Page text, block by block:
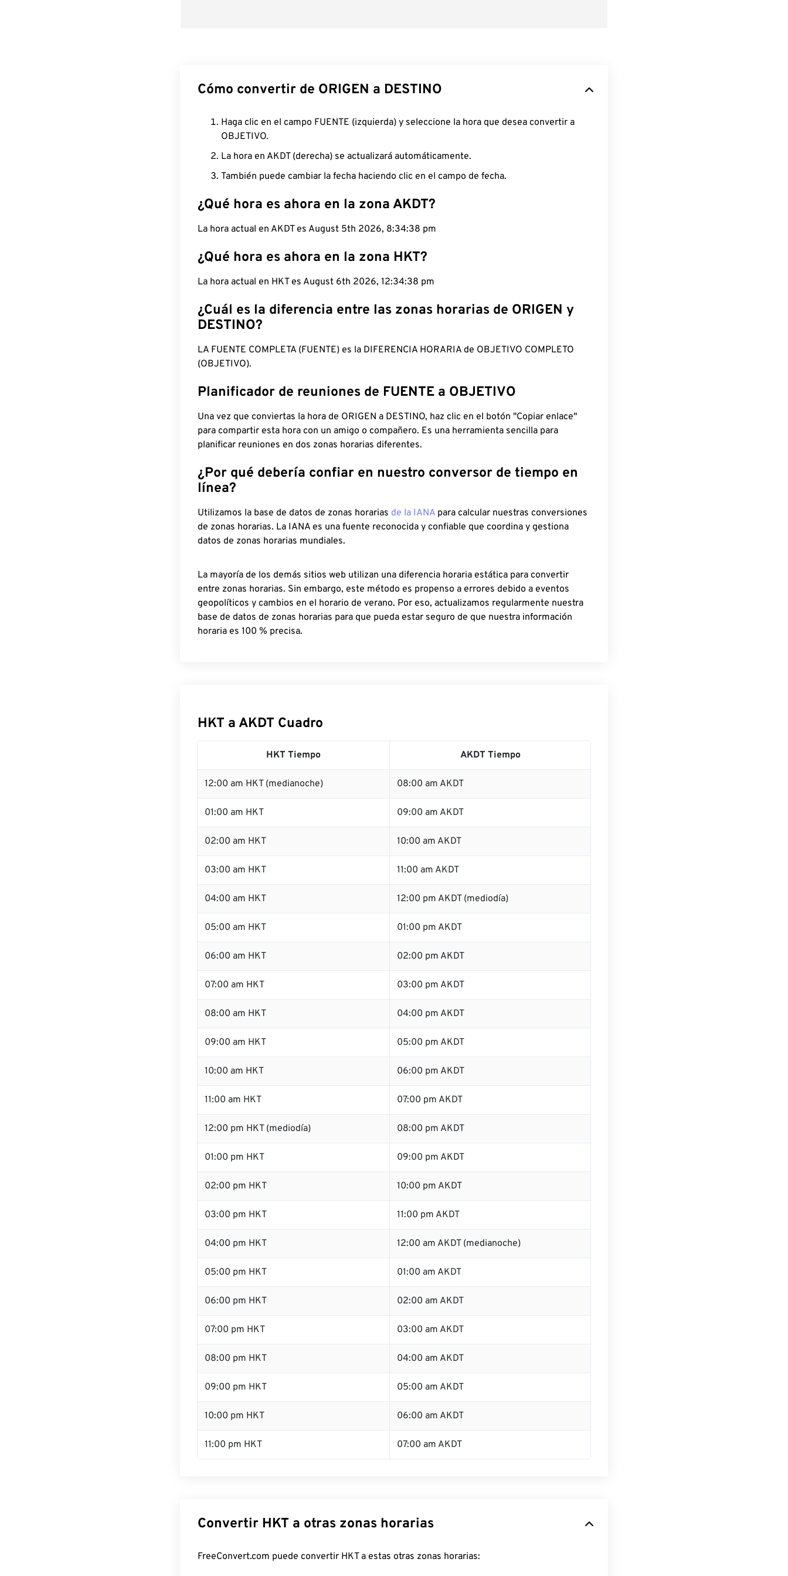
Cómo convertir de ORIGEN a DESTINO
Haga clic en el campo FUENTE (izquierda) y seleccione la hora que desea convertir a
OBJETIVO.
La hora en AKDT (derecha) se actualizará automáticamente.
También puede cambiar la fecha haciendo clic en el campo de fecha.
¿Qué hora es ahora en la zona AKDT?
La hora actual en AKDT es August 5th 2026, 8:34:39 pm
¿Qué hora es ahora en la zona HKT?
La hora actual en HKT es August 6th 2026, 12:34:39 pm
¿Cuál es la diferencia entre las zonas horarias de ORIGEN y
DESTINO?
LA FUENTE COMPLETA (FUENTE) es la DIFERENCIA HORARIA de OBJETIVO COMPLETO
(OBJETIVO).
Planificador de reuniones de FUENTE a OBJETIVO
Una vez que conviertas la hora de ORIGEN a DESTINO, haz clic en el botón "Copiar enlace"
para compartir esta hora con un amigo o compañero. Es una herramienta sencilla para
planificar reuniones en dos zonas horarias diferentes.
¿Por qué debería confiar en nuestro conversor de tiempo en
línea?
Utilizamos la base de datos de zonas horarias de la IANA para calcular nuestras conversiones
de zonas horarias. La IANA es una fuente reconocida y confiable que coordina y gestiona
datos de zonas horarias mundiales.
La mayoría de los demás sitios web utilizan una diferencia horaria estática para convertir
entre zonas horarias. Sin embargo, este método es propenso a errores debido a eventos
geopolíticos y cambios en el horario de verano. Por eso, actualizamos regularmente nuestra
base de datos de zonas horarias para que pueda estar seguro de que nuestra información
horaria es 100 % precisa.
HKT a AKDT Cuadro
HKT Tiempo AKDT Tiempo
12:00 am HKT (medianoche) 08:00 am AKDT
01:00 am HKT 09:00 am AKDT
02:00 am HKT 10:00 am AKDT
03:00 am HKT 11:00 am AKDT
04:00 am HKT 12:00 pm AKDT (mediodía)
05:00 am HKT 01:00 pm AKDT
06:00 am HKT 02:00 pm AKDT
07:00 am HKT 03:00 pm AKDT
08:00 am HKT 04:00 pm AKDT
09:00 am HKT 05:00 pm AKDT
10:00 am HKT 06:00 pm AKDT
11:00 am HKT 07:00 pm AKDT
12:00 pm HKT (mediodía) 08:00 pm AKDT
01:00 pm HKT 09:00 pm AKDT
02:00 pm HKT 10:00 pm AKDT
03:00 pm HKT 11:00 pm AKDT
04:00 pm HKT 12:00 am AKDT (medianoche)
05:00 pm HKT 01:00 am AKDT
06:00 pm HKT 02:00 am AKDT
07:00 pm HKT 03:00 am AKDT
08:00 pm HKT 04:00 am AKDT
09:00 pm HKT 05:00 am AKDT
10:00 pm HKT 06:00 am AKDT
11:00 pm HKT 07:00 am AKDT
Convertir HKT a otras zonas horarias
FreeConvert.com puede convertir HKT a estas otras zonas horarias: